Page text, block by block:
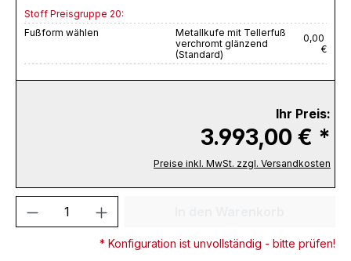
Stoff Preisgruppe 20:
Fußform wählen
Metallkufe mit Tellerfuß
verchromt glänzend
(Standard)
0,00
€
Ihr Preis:
3.993,00 € *
Preise inkl. MwSt. zzgl. Versandkosten
Produkt Anzahl: Gib den
* Konfiguration ist unvollständig - bitte prüfen!